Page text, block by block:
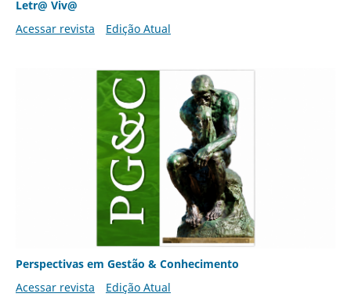
Letr@ Viv@
Acessar revista
Edição Atual
Perspectivas em Gestão & Conhecimento
Acessar revista
Edição Atual